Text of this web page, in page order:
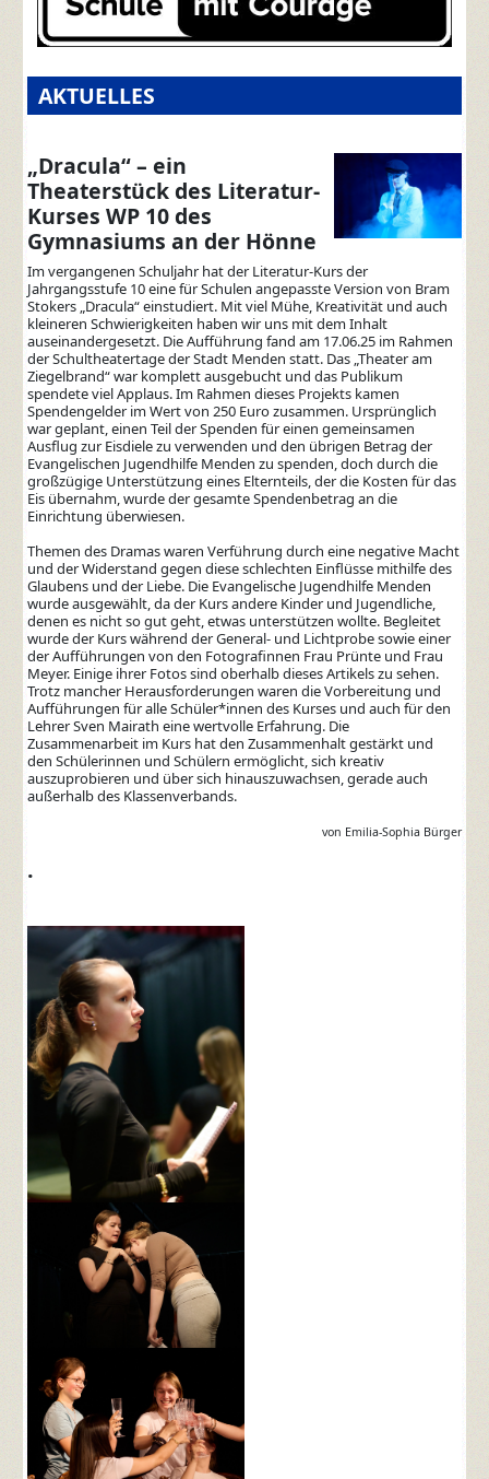
AKTUELLES
„Dracula“ – ein
Theaterstück des Literatur-
Kurses WP 10 des
Gymnasiums an der Hönne
Im vergangenen Schuljahr hat der Literatur-Kurs der
Jahrgangsstufe 10 eine für Schulen angepasste Version von Bram
Stokers „Dracula“ einstudiert. Mit viel Mühe, Kreativität und auch
kleineren Schwierigkeiten haben wir uns mit dem Inhalt
auseinandergesetzt. Die Aufführung fand am 17.06.25 im Rahmen
der Schultheatertage der Stadt Menden statt. Das „Theater am
Ziegelbrand“ war komplett ausgebucht und das Publikum
spendete viel Applaus. Im Rahmen dieses Projekts kamen
Spendengelder im Wert von 250 Euro zusammen. Ursprünglich
war geplant, einen Teil der Spenden für einen gemeinsamen
Ausflug zur Eisdiele zu verwenden und den übrigen Betrag der
Evangelischen Jugendhilfe Menden zu spenden, doch durch die
großzügige Unterstützung eines Elternteils, der die Kosten für das
Eis übernahm, wurde der gesamte Spendenbetrag an die
Einrichtung überwiesen.
Themen des Dramas waren Verführung durch eine negative Macht
und der Widerstand gegen diese schlechten Einflüsse mithilfe des
Glaubens und der Liebe. Die Evangelische Jugendhilfe Menden
wurde ausgewählt, da der Kurs andere Kinder und Jugendliche,
denen es nicht so gut geht, etwas unterstützen wollte. Begleitet
wurde der Kurs während der General- und Lichtprobe sowie einer
der Aufführungen von den Fotografinnen Frau Prünte und Frau
Meyer. Einige ihrer Fotos sind oberhalb dieses Artikels zu sehen.
Trotz mancher Herausforderungen waren die Vorbereitung und
Aufführungen für alle Schüler*innen des Kurses und auch für den
Lehrer Sven Mairath eine wertvolle Erfahrung. Die
Zusammenarbeit im Kurs hat den Zusammenhalt gestärkt und
den Schülerinnen und Schülern ermöglicht, sich kreativ
auszuprobieren und über sich hinauszuwachsen, gerade auch
außerhalb des Klassenverbands.
von Emilia-Sophia Bürger
.